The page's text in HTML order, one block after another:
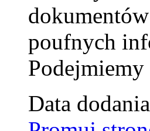
poufnych
Data